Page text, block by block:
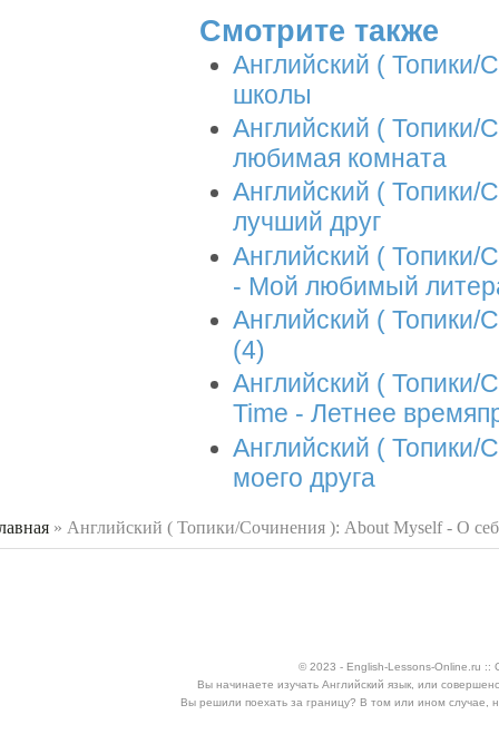
Смотрите также
Английский (
школы
Английский (
любимая комната
Английский (
лучший друг
Английский (
- Мой любимый
Английский (
(4)
Английский ( Топики/
Time - Летнее
Английский (
моего друга
» Английский ( Топики/Сочинения ): About Myself - О
© 2023 - English-Lessons-Online.ru ::
Вы начинаете изучать Английский язык, или
Вы решили поехать за границу? В том или ином случае,